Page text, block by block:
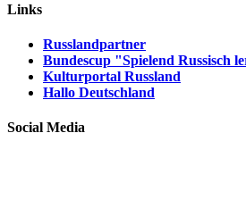
Links
Russlandpartner
Bundescup "Spielend Russisch
Kulturportal Russland
Hallo Deutschland
Social Media